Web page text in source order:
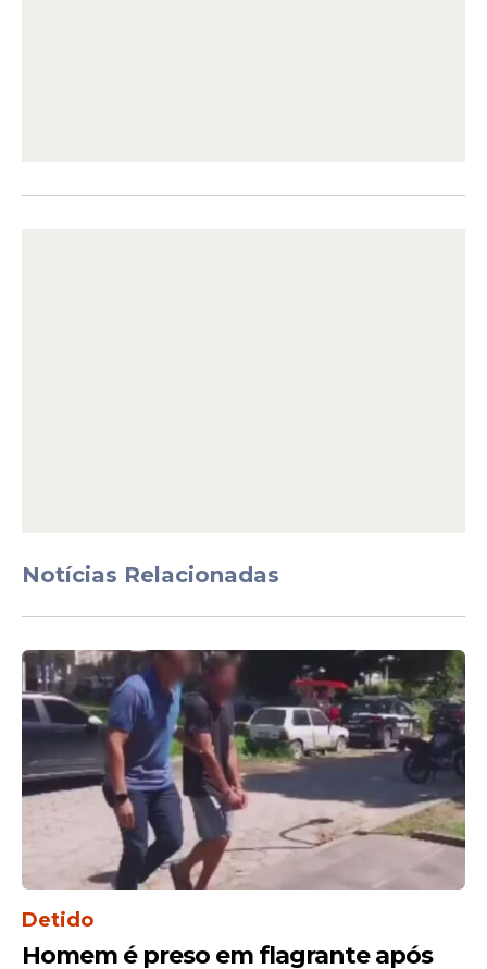
Notícias Relacionadas
Detido
Homem é preso em flagrante após